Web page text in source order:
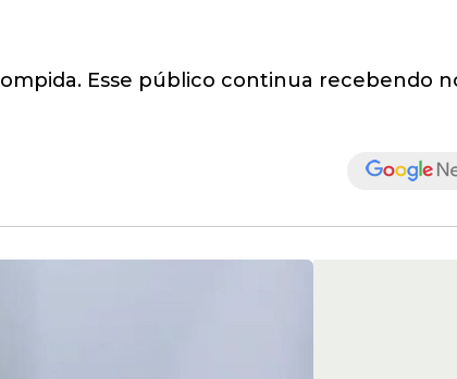
Esse público continua recebendo